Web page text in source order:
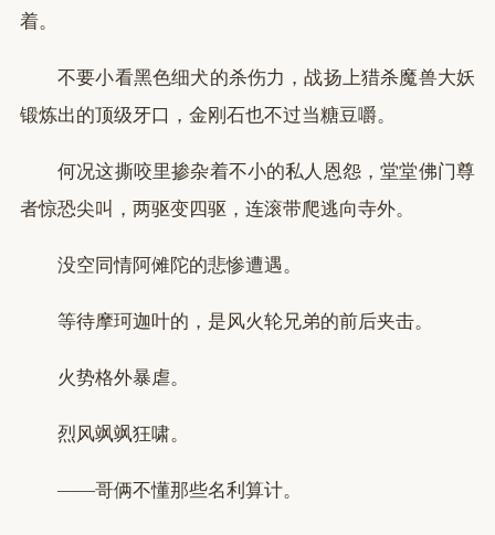
着。
不要小看黑色细犬的杀伤力，战扬上猎杀魔兽大妖
锻炼出的顶级牙口，金刚石也不过当糖豆嚼。
何况这撕咬里掺杂着不小的私人恩怨，堂堂佛门尊
者惊恐尖叫，两驱变四驱，连滚带爬逃向寺外。
没空同情阿傩陀的悲惨遭遇。
等待摩珂迦叶的，是风火轮兄弟的前后夹击。
火势格外暴虐。
烈风飒飒狂啸。
——哥俩不懂那些名利算计。